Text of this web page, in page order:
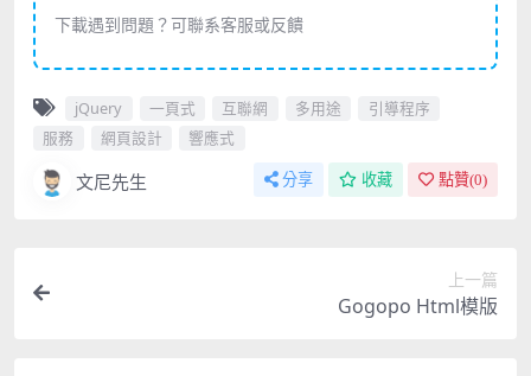
下載遇到問題？可聯系客服或反饋
jQuery 一頁式 互聯網 多用途
引導程序
服務
網頁設計 響應式
文尼先生 分享 收藏 點贊(0)
上一篇
Gogopo Html模版